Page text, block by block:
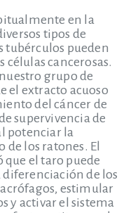
en la
tipos de
tubérculos pueden
cancerosas.
grupo de
el extracto acuoso
del cáncer de
supervivencia de
potenciar la
de los ratones. El
el taro puede
de los
estimular
y activar el sistema